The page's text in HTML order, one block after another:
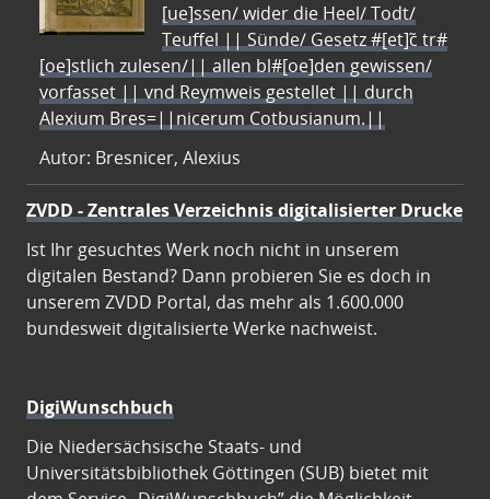
[ue]ssen/ wider die Heel/ Todt/
Teuffel || Sünde/ Gesetz #[et]c̃ tr#
[oe]stlich zulesen/|| allen bl#[oe]den gewissen/
vorfasset || vnd Reymweis gestellet || durch
Alexium Bres=||nicerum Cotbusianum.||
Autor: Bresnicer, Alexius
ZVDD - Zentrales Verzeichnis digitalisierter Drucke
Ist Ihr gesuchtes Werk noch nicht in unserem
digitalen Bestand? Dann probieren Sie es doch in
unserem ZVDD Portal, das mehr als 1.600.000
bundesweit digitalisierte Werke nachweist.
DigiWunschbuch
Die Niedersächsische Staats- und
Universitätsbibliothek Göttingen (SUB) bietet mit